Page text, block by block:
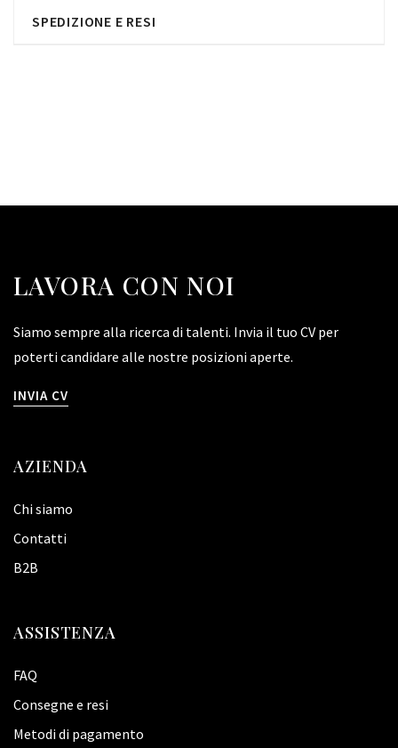
SPEDIZIONE E RESI
LAVORA CON NOI
Siamo sempre alla ricerca di talenti. Invia il tuo CV per
poterti candidare alle nostre posizioni aperte.
INVIA CV
AZIENDA
Chi siamo
Contatti
B2B
ASSISTENZA
FAQ
Consegne e resi
Metodi di pagamento